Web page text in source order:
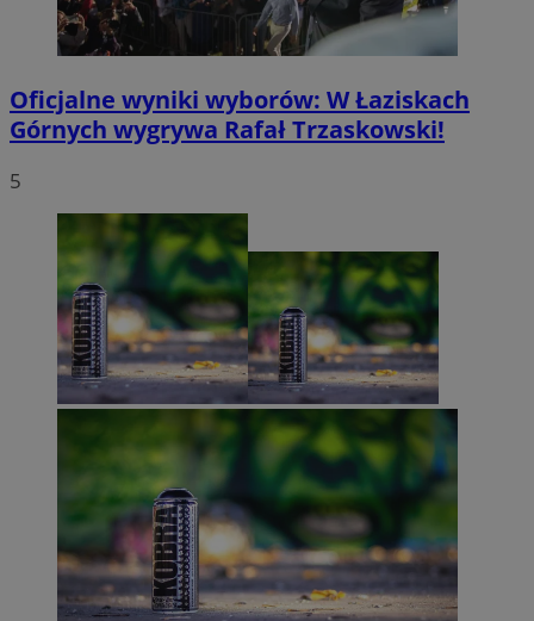
Oficjalne wyniki wyborów: W Łaziskach
Górnych wygrywa Rafał Trzaskowski!
5